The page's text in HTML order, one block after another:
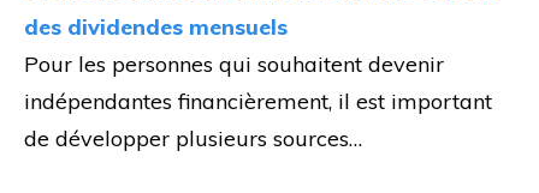
des dividendes mensuels
Pour les personnes qui souhaitent devenir
indépendantes financièrement, il est important
de développer plusieurs sources…